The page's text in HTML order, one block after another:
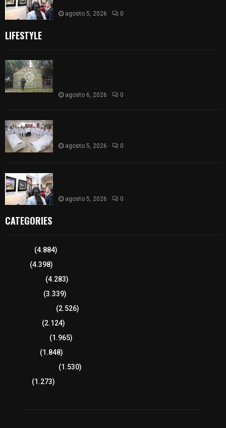
agosto 5, 2026 0
LIFESTYLE
agosto 6, 2026 0
agosto 5, 2026 0
agosto 5, 2026 0
CATEGORIES
(4.884)
(4.398)
(4.283)
(3.339)
(2.526)
(2.124)
(1.965)
(1.848)
(1.530)
(1.273)